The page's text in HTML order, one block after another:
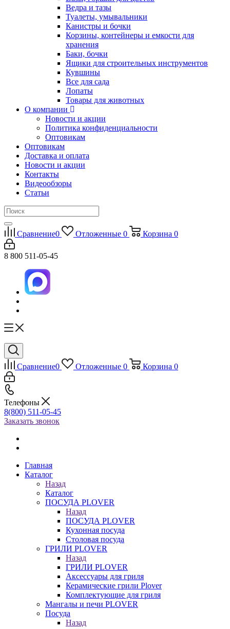
Ведра и тазы
Туалеты, умывальники
Канистры и бочки
Корзины, контейнеры и емкости для
хранения
Баки, бочки
Ящики для строительных инструментов
Кувшины
Все для сада
Лопаты
Товары для животных
О компании
Новости и акции
Политика конфиденциальности
Оптовикам
Оптовикам
Доставка и оплата
Новости и акции
Контакты
Видеообзоры
Статьи
Сравнение0 Отложенные 0 Корзина 0
8 800 511-05-45
Сравнение0 Отложенные 0 Корзина 0
Телефоны
8(800) 511-05-45
Заказать звонок
Главная
Каталог
Назад
Каталог
ПОСУДА PLOVER
Назад
ПОСУДА PLOVER
Кухонная посуда
Столовая посуда
ГРИЛИ PLOVER
Назад
ГРИЛИ PLOVER
Аксессуары для гриля
Керамические грили Plover
Комплектующие для гриля
Мангалы и печи PLOVER
Посуда
Назад